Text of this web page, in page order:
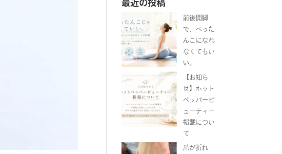
最近の投稿
前後開脚
で、ぺった
んこになれ
なくてもい
い。
【お知ら
せ】ホット
ペッパービ
ューティー
掲載につい
て
爪が折れ